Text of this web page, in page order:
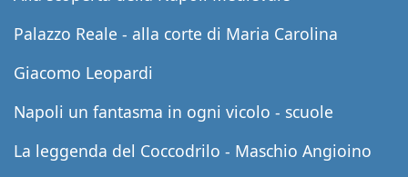
Palazzo Reale - alla corte di Maria Carolina
Giacomo Leopardi
Napoli un fantasma in ogni vicolo - scuole
La leggenda del Coccodrilo - Maschio Angioino